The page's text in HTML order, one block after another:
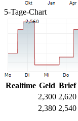
5-Tage-Chart
Realtime Geld Brief
2,300 2,620
2,380 2,540